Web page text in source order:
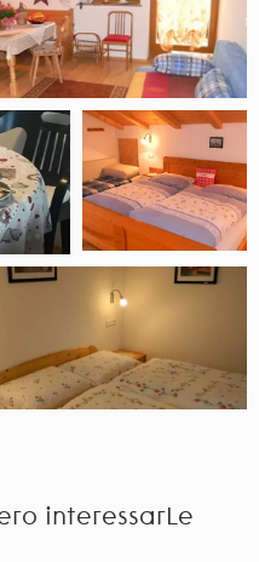
interessarLe